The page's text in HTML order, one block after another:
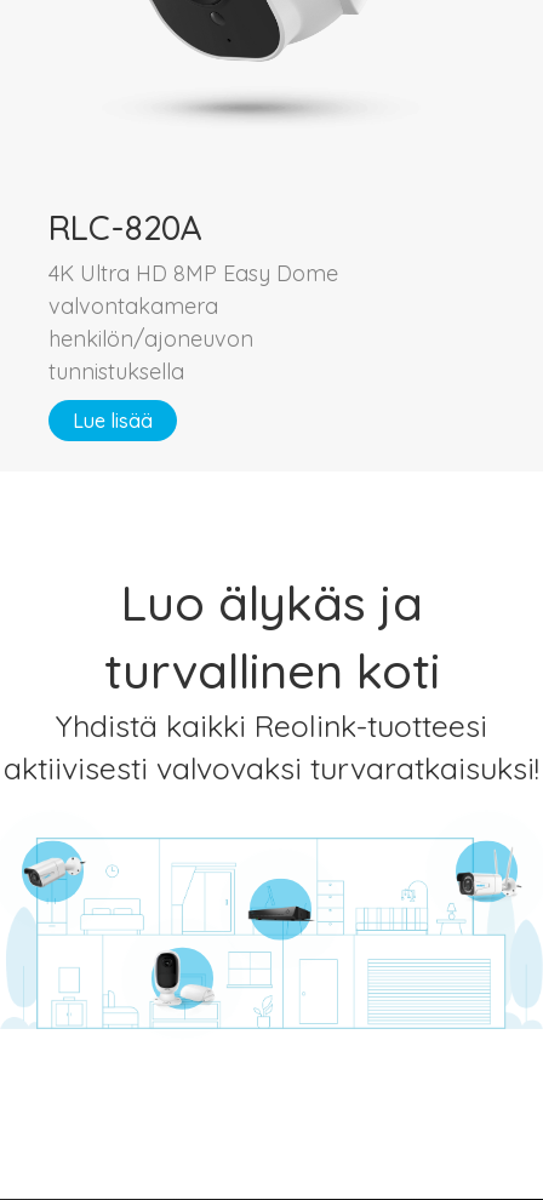
RLC-820A
4K Ultra HD 8MP Easy Dome
valvontakamera
henkilön/ajoneuvon
tunnistuksella
Lue lisää
Luo älykäs ja
turvallinen koti
Yhdistä kaikki Reolink-tuotteesi
aktiivisesti valvovaksi turvaratkaisuksi!
PoE-kamerat & NVR-tallentimet
Wifi-kamerat
järjestelmät